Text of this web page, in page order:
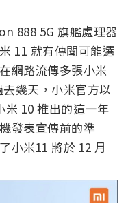
888 5G 旗艦處理器
11 就有傳聞可能選
網路流傳多張小米
幾天，小米官方以
米 10 推出的這一年
發表宣傳前的準
小米11 將於 12 月